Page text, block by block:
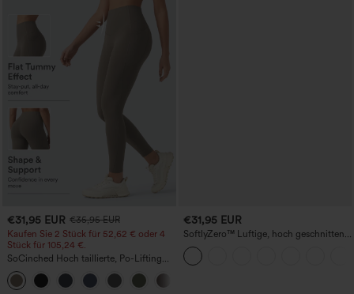
€31,95 EUR €35,95 EUR
Kaufen Sie 2 Stück für 52,62 € oder 4
Stück für 105,24 €.
SoCinched Hoch taillierte, Po-Lifting
7/8-Trainingsleggings mit
Bauchkontrolle und Seitentaschen
€31,95 EUR
SoftlyZero™ Luftige, hoch geschnittene,
geraffte InstantCool-Yogashorts 3'' mit
Taschen